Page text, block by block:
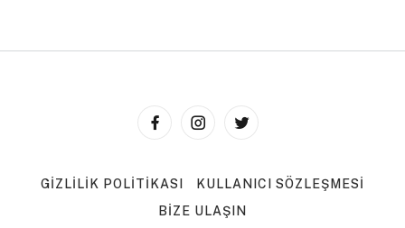
GIZLILIK POLITIKASI
KULLANICI SÖZLEŞMESI
BIZE ULAŞIN